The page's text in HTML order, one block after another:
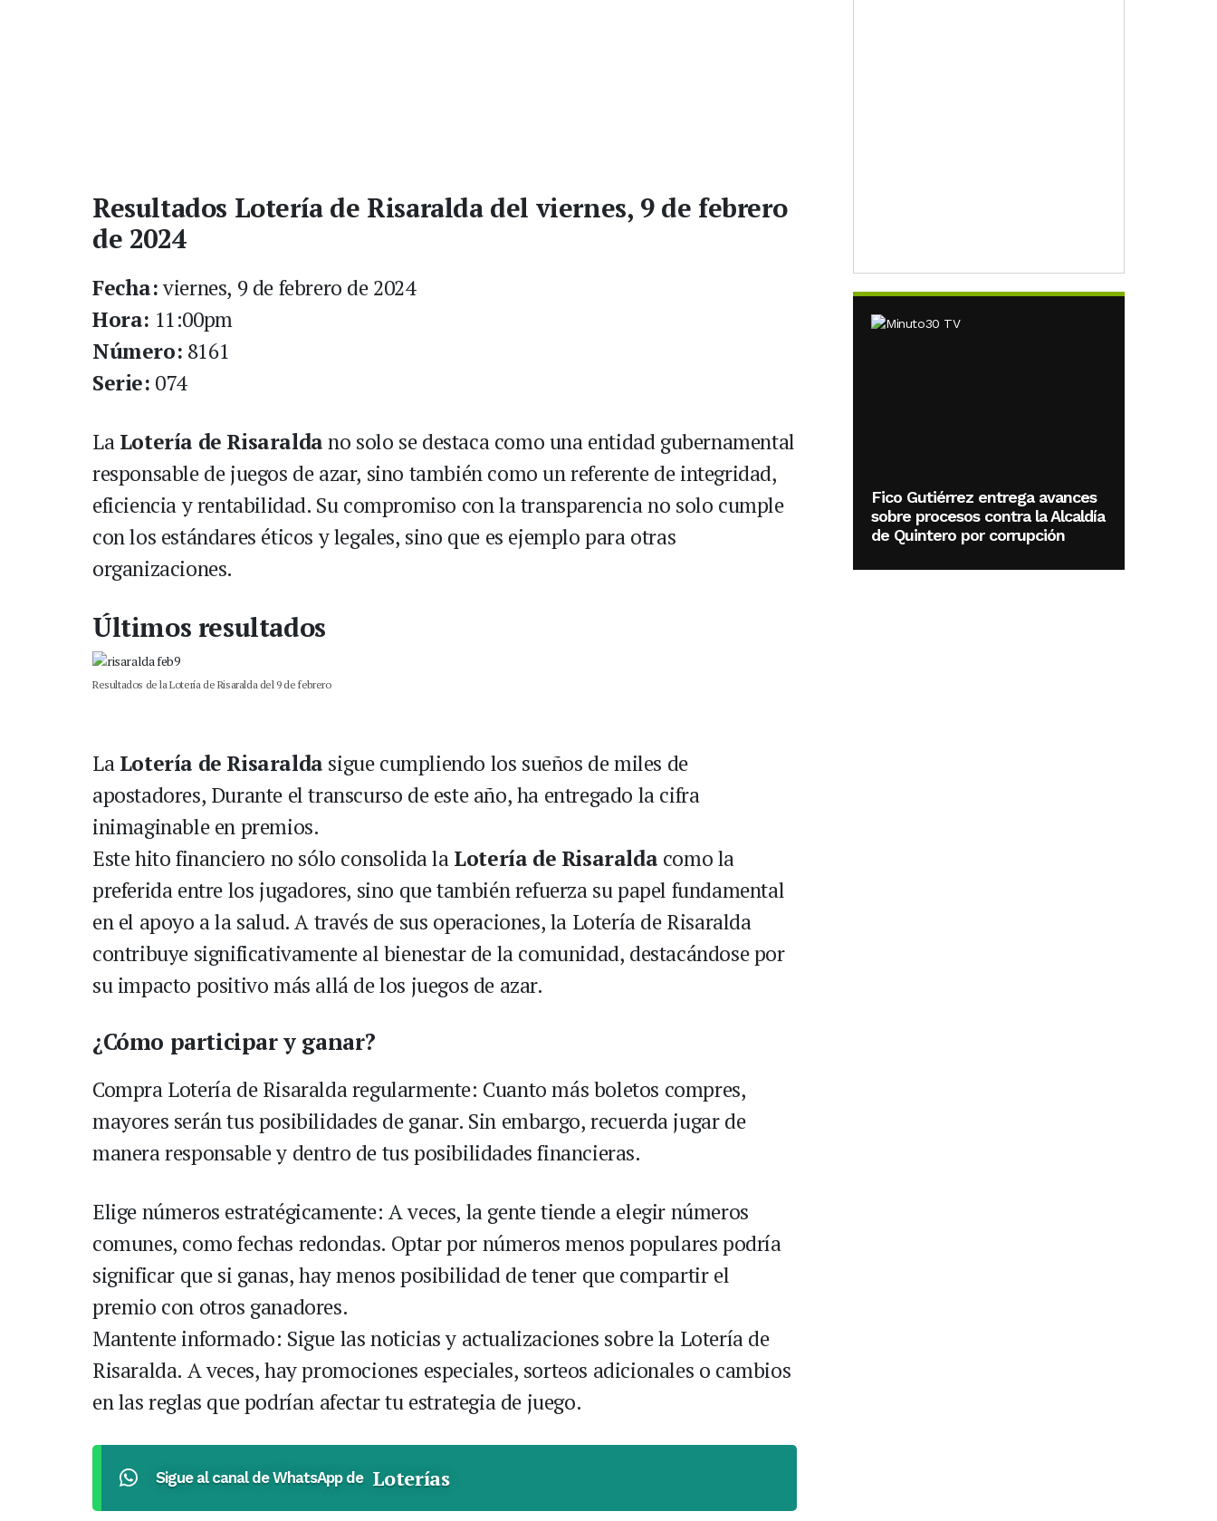
Resultados Lotería de Risaralda del viernes, 9 de febrero
de 2024
Fecha:viernes, 9 de febrero de 2024
Hora: 11:00pm
Número: 8161
Serie: 074
LaLotería de Risaraldano solo se destaca como una entidad gubernamental
responsable de juegos de azar, sino también como un referente de integridad,
eficiencia y rentabilidad. Su compromiso con la transparencia no solo cumple
con los estándares éticos y legales, sino que es ejemplo para otras
organizaciones.
Últimos resultados
Resultados de la Lotería de Risaralda del 9 de febrero
LaLotería de Risaralda sigue cumpliendo los sueños de miles de
apostadores, Durante el transcurso de este año, ha entregado la cifra
inimaginable en premios.
Este hito financiero no sólo consolida laLotería de Risaralda como la
preferida entre los jugadores, sino que también refuerza su papel fundamental
en el apoyo a la salud. A través de sus operaciones, la Lotería de Risaralda
contribuye significativamente al bienestar de la comunidad, destacándose por
su impacto positivo más allá de los juegos de azar.
¿Cómo participar y ganar?
Compra Lotería de Risaralda regularmente: Cuanto más boletos compres,
mayores serán tus posibilidades de ganar. Sin embargo, recuerda jugar de
manera responsable y dentro de tus posibilidades financieras.
Elige números estratégicamente: A veces, la gente tiende a elegir números
comunes, como fechas redondas. Optar por números menos populares podría
significar que si ganas, hay menos posibilidad de tener que compartir el
premio con otros ganadores.
Mantente informado: Sigue las noticias y actualizaciones sobre la Lotería de
Risaralda. A veces, hay promociones especiales, sorteos adicionales o cambios
en las reglas que podrían afectar tu estrategia de juego.
Sigue al canal de WhatsApp de Loterías
Fico Gutiérrez entrega avances
sobre procesos contra la Alcaldía
de Quintero por corrupción